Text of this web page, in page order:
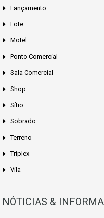
Lançamento
Lote
Motel
Ponto Comercial
Sala Comercial
Shop
Sítio
Sobrado
Terreno
Triplex
Vila
NÓTICIAS &